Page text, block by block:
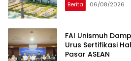
Berita 06/08/2026
FAI Unismuh
Urus Sertifikasi
Pasar ASEAN